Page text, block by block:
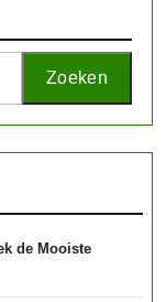
Zoeken
de Mooiste